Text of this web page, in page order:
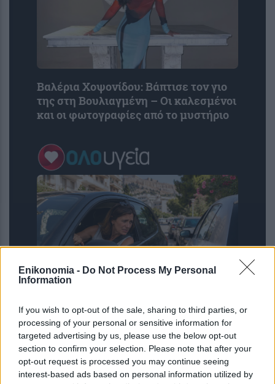
Enikonomia - Do Not Process My Personal
Information
If you wish to opt-out of the sale, sharing to third parties, or
processing of your personal or sensitive information for
targeted advertising by us, please use the below opt-out
section to confirm your selection. Please note that after your
opt-out request is processed you may continue seeing
interest-based ads based on personal information utilized by
Βαλέρια Χοψονίδου: Βάπτισε τον γιο
της στη Βουλιαγμένη – Οι καλεσμένοι
και οι φωτογραφίες από το μυστήριο
Δυσκολεύεστε να παρκάρετε; Πότε
μπορεί να είναι σύμπτωμα άνοιας –
Εμφανίζεται πριν την απώλεια
μνήμης